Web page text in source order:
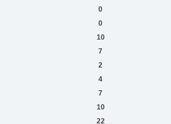
0
0
10
7
2
4
7
10
22